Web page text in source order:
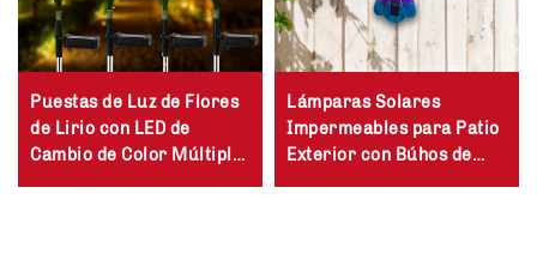
Puestas de Luz de Flores
de Lirio con LED de
Cambio de Color Múltiple
Lámparas Solares
Impermeables para Patio
Exterior con Búhos de